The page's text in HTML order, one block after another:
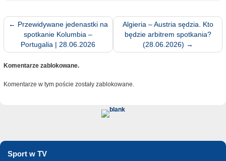
← Przewidywane jedenastki na
spotkanie Kolumbia –
Portugalia | 28.06.2026
Algieria – Austria sędzia. Kto
będzie arbitrem spotkania?
(28.06.2026) →
Komentarze zablokowane.
Komentarze w tym poście zostały zablokowane.
Sport w TV